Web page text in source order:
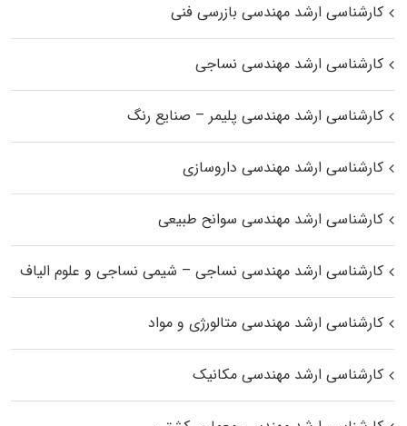
کارشناسی ارشد مهندسی بازرسی فنی
کارشناسی ارشد مهندسی نساجی
کارشناسی ارشد مهندسی پلیمر – صنایع رنگ
کارشناسی ارشد مهندسی داروسازی
کارشناسی ارشد مهندسی سوانح طبیعی
کارشناسی ارشد مهندسی نساجی – شیمی نساجی و علوم الیاف
کارشناسی ارشد مهندسی متالورژی و مواد
کارشناسی ارشد مهندسی مکانیک